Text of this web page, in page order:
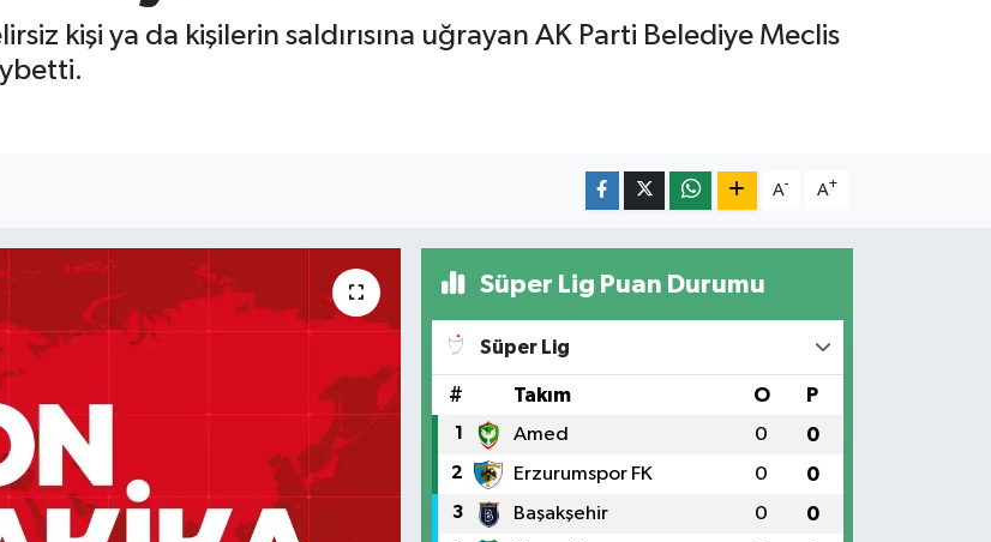
kişi ya da kişilerin saldırısına uğrayan AK Parti Belediye Meclis
A- A+
Süper Lig Puan Durumu
Süper Lig
# Takım O P
1 Amed 0 0
2 Erzurumspor FK 0 0
3 Başakşehir 0 0